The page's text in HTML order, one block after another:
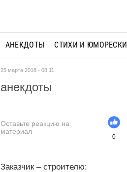
АНЕКДОТЫ СТИХИ И ЮМОРЕСКИ
25 марта 2018 - 08:11
анекдоты
Оставьте реакцию на
материал
0
Заказчик – строителю: